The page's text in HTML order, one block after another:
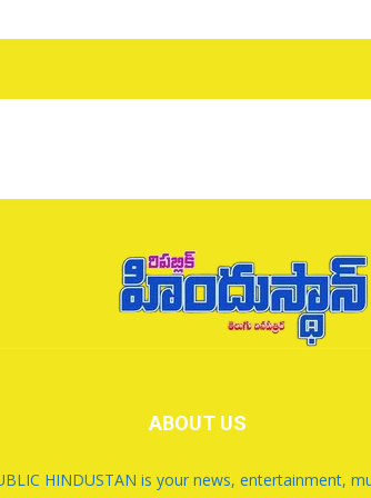
ABOUT US
HINDUSTAN is your news, entertainment,